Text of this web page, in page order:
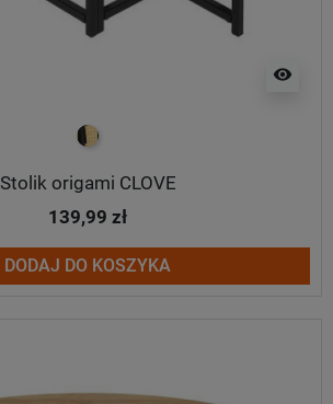
visibility
naturalno czarny
Stolik origami CLOVE
139,99 zł
DODAJ DO KOSZYKA